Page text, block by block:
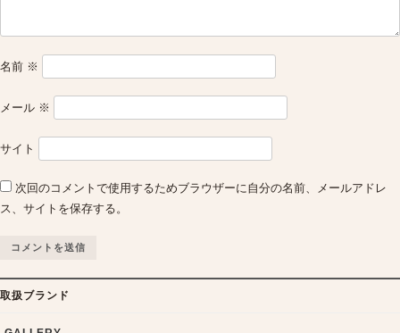
名前 ※
メール ※
サイト
次回のコメントで使用するためブラウザーに自分の名前、メールアドレ
ス、サイトを保存する。
取扱ブランド